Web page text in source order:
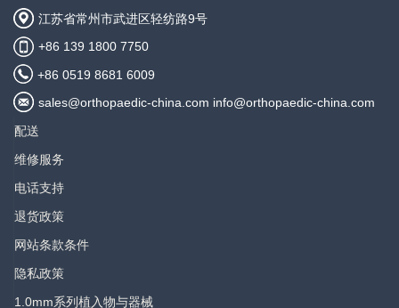
宽度10mm， 厚度3.5mm， 总长
产品描述：
型，4+5孔
查看价
规格：
江苏省常州市武进区轻纺路9号
+86 139 1800 7750
+86 0519 8681 6009
sales@orthopaedic-china.com info@orthopaedic-china.com
配送
维修服务
电话支持
退货政策
网站条款条件
隐私政策
1.0mm系列植入物与器械